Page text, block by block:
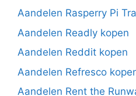
Aandelen Rasperry Pi
Aandelen Readly kopen
Aandelen Reddit kopen
Aandelen Refresco
Aandelen Rent the